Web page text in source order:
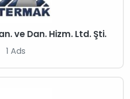
ve Dan. Hizm. Ltd. Şti.
1 Ads